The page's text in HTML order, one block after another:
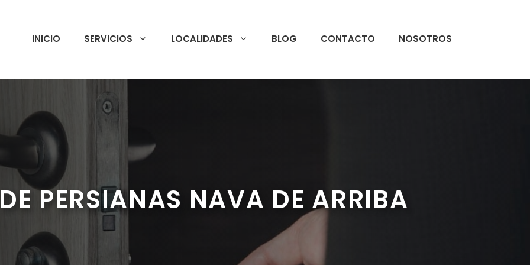
INICIO SERVICIOS LOCALIDADES BLOG CONTACTO NOSOTROS
PERSIANAS NAVA DE ARRIBA